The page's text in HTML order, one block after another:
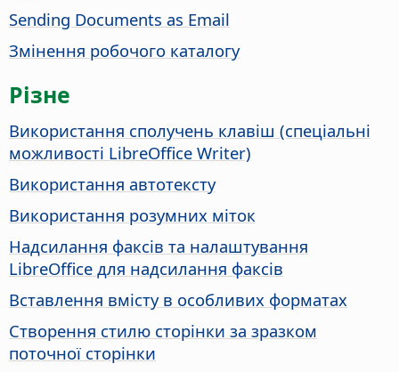
Sending Documents as Email
Змінення робочого каталогу
Різне
Використання сполучень клавіш (спеціальні
можливості LibreOffice Writer)
Використання автотексту
Використання розумних міток
Надсилання факсів та налаштування
LibreOffice для надсилання факсів
Вставлення вмісту в особливих форматах
Створення стилю сторінки за зразком
поточної сторінки